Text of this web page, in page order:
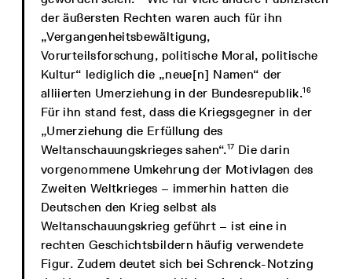
der äußersten Rechten waren auch für ihn
„Vergangenheitsbewältigung,
Vorurteilsforschung, politische Moral, politische
Kultur“ lediglich die „neue[n] Namen“ der
alliierten Umerziehung in der Bundesrepublik.16
Für ihn stand fest, dass die Kriegsgegner in der
„Umerziehung die Erfüllung des
Weltanschauungskrieges sahen“.17 Die darin
vorgenommene Umkehrung der Motivlagen des
Zweiten Weltkrieges – immerhin hatten die
Deutschen den Krieg selbst als
Weltanschauungskrieg geführt – ist eine in
rechten Geschichtsbildern häufig verwendete
Figur. Zudem deutet sich bei Schrenck-Notzing